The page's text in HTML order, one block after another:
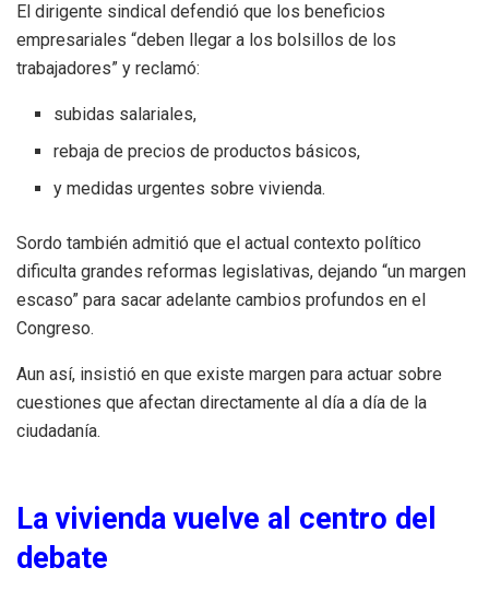
El dirigente sindical defendió que los beneficios
empresariales “deben llegar a los bolsillos de los
trabajadores” y reclamó:
subidas salariales,
rebaja de precios de productos básicos,
y medidas urgentes sobre vivienda.
Sordo también admitió que el actual contexto político
dificulta grandes reformas legislativas, dejando “un margen
escaso” para sacar adelante cambios profundos en el
Congreso.
Aun así, insistió en que existe margen para actuar sobre
cuestiones que afectan directamente al día a día de la
ciudadanía.
La vivienda vuelve al centro del
debate